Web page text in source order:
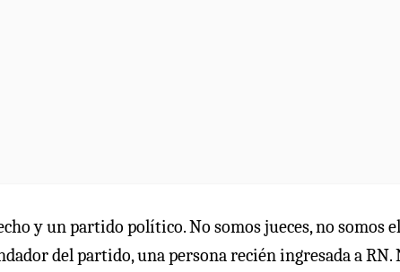
y un partido político. No somos jueces, no somos el
del partido, una persona recién ingresada a RN.